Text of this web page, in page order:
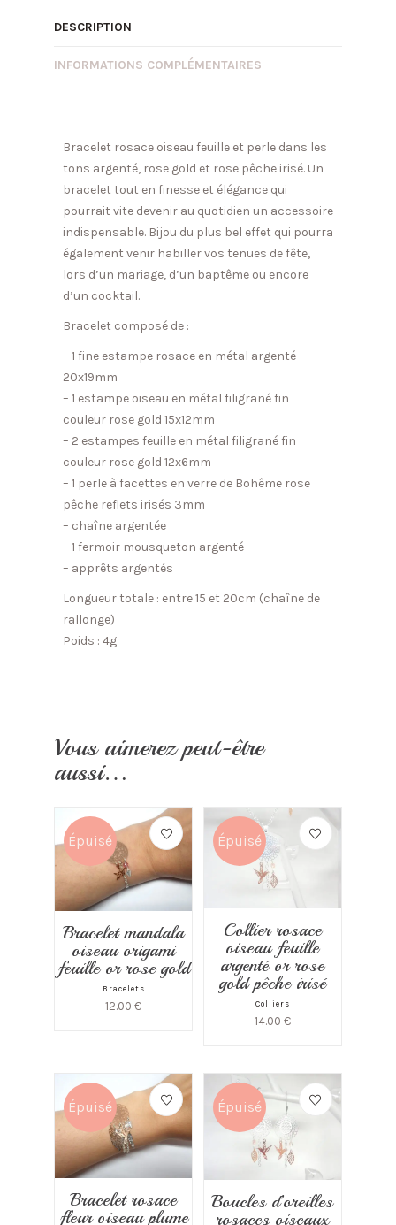
DESCRIPTION
INFORMATIONS COMPLÉMENTAIRES
Bracelet rosace oiseau feuille et perle dans les
tons argenté, rose gold et rose pêche irisé. Un
bracelet tout en finesse et élégance qui
pourrait vite devenir au quotidien un accessoire
indispensable. Bijou du plus bel effet qui pourra
également venir habiller vos tenues de fête,
lors d’un mariage, d’un baptême ou encore
d’un cocktail.
Bracelet composé de :
– 1 fine estampe rosace en métal argenté
20x19mm
– 1 estampe oiseau en métal filigrané fin
couleur rose gold 15x12mm
– 2 estampes feuille en métal filigrané fin
couleur rose gold 12x6mm
– 1 perle à facettes en verre de Bohême rose
pêche reflets irisés 3mm
– chaîne argentée
– 1 fermoir mousqueton argenté
– apprêts argentés
Longueur totale : entre 15 et 20cm (chaîne de
rallonge)
Poids : 4g
Vous aimerez peut-être
aussi…
Épuisé
Bracelet mandala
oiseau origami
feuille or rose gold
Bracelets
12.00 €
Épuisé
Collier rosace
oiseau feuille
argenté or rose
gold pêche irisé
Colliers
14.00 €
Épuisé
Bracelet rosace
fleur oiseau plume
Épuisé
Boucles d’oreilles
rosaces oiseaux